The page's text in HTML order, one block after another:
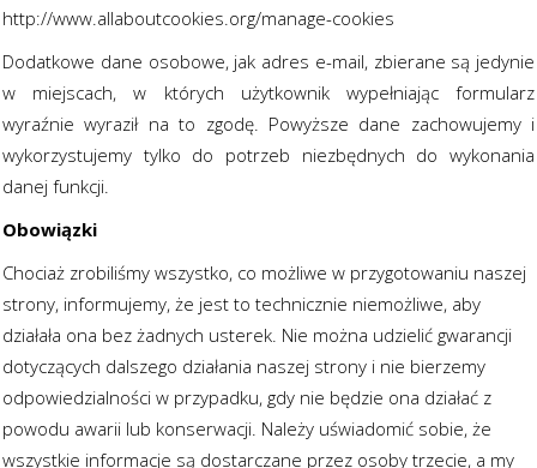
http://www.allaboutcookies.org/manage-cookies
Dodatkowe dane osobowe, jak adres e-mail, zbierane są jedynie
w miejscach, w których użytkownik wypełniając formularz
wyraźnie wyraził na to zgodę. Powyższe dane zachowujemy i
wykorzystujemy tylko do potrzeb niezbędnych do wykonania
danej funkcji.
Obowiązki
Chociaż zrobiliśmy wszystko, co możliwe w przygotowaniu naszej
strony, informujemy, że jest to technicznie niemożliwe, aby
działała ona bez żadnych usterek. Nie można udzielić gwarancji
dotyczących dalszego działania naszej strony i nie bierzemy
odpowiedzialności w przypadku, gdy nie będzie ona działać z
powodu awarii lub konserwacji. Należy uświadomić sobie, że
wszystkie informacje są dostarczane przez osoby trzecie, a my